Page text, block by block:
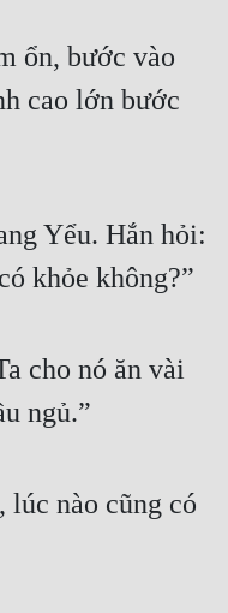
ổn, bước vào
cao lớn bước
Yểu. Hắn hỏi:
khỏe không?”
cho nó ăn vài
ngủ.”
lúc nào cũng có